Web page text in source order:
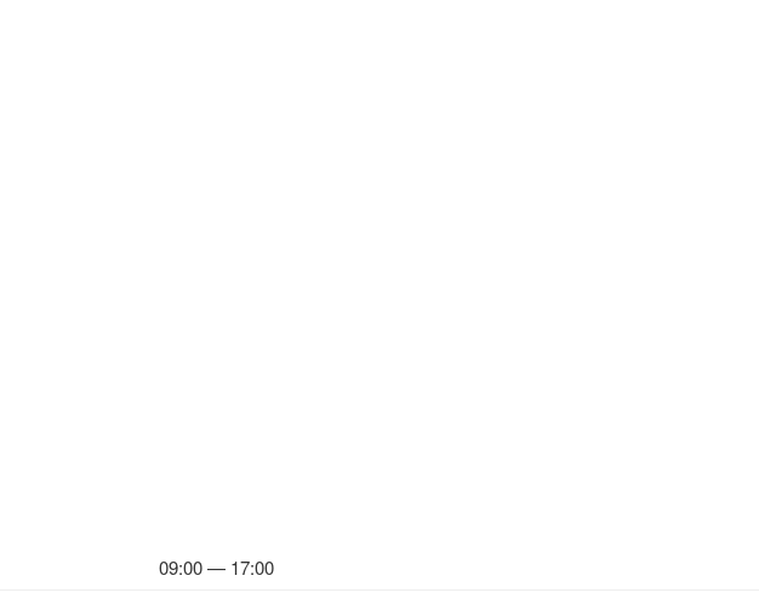
09:00 — 17:00